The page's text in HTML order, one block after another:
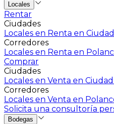
Locales
Rentar
Ciudades
Locales en Renta en
Corredores
Locales en Renta en
Comprar
Ciudades
Locales en Venta en
Corredores
Locales en Venta en
Solicita una consultoría
Bodegas